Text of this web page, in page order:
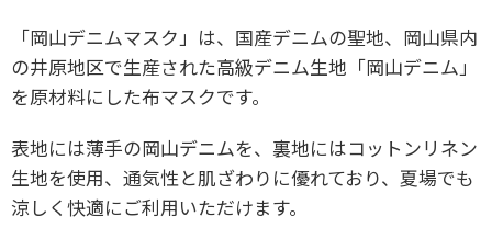
「岡山デニムマスク」は、国産デニムの聖地、岡山県内
の井原地区で生産された高級デニム生地「岡山デニム」
を原材料にした布マスクです。
表地には薄手の岡山デニムを、裏地にはコットンリネン
生地を使用、通気性と肌ざわりに優れており、夏場でも
涼しく快適にご利用いただけます。